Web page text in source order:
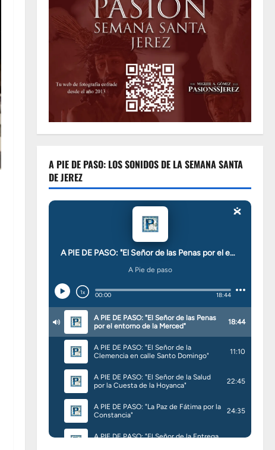
A PIE DE PASO: LOS SONIDOS DE LA SEMANA SANTA
DE JEREZ